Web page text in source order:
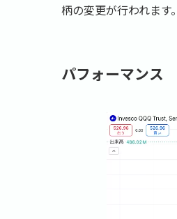
柄の変更が行われます
パフォーマンス